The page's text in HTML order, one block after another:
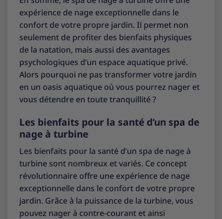
expérience de nage exceptionnelle dans le
confort de votre propre jardin. Il permet non
seulement de profiter des bienfaits physiques
de la natation, mais aussi des avantages
psychologiques d’un espace aquatique privé.
Alors pourquoi ne pas transformer votre jardin
en un oasis aquatique où vous pourrez nager et
vous détendre en toute tranquillité ?
Les bienfaits pour la santé d’un spa de
nage à turbine
Les bienfaits pour la santé d’un spa de nage à
turbine sont nombreux et variés. Ce concept
révolutionnaire offre une expérience de nage
exceptionnelle dans le confort de votre propre
jardin. Grâce à la puissance de la turbine, vous
pouvez nager à contre-courant et ainsi